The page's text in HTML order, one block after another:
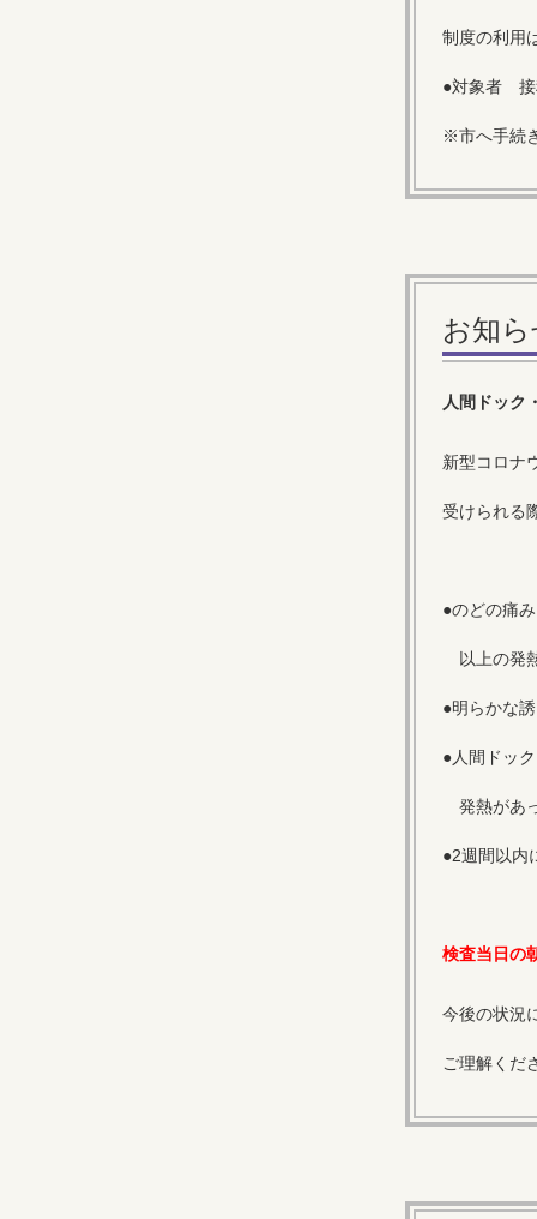
制度の利用
●対象者 接
※市へ手続
お知
人間ドック
新型コロナ
受けられる
●のどの痛
以上の発
●明らかな
●人間ドッ
発熱があ
●2週間以内
検査当日の
今後の状況
ご理解くだ